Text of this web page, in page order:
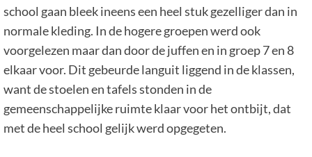
school gaan bleek ineens een heel stuk gezelliger dan in
normale kleding. In de hogere groepen werd ook
voorgelezen maar dan door de juffen en in groep 7 en 8
elkaar voor. Dit gebeurde languit liggend in de klassen,
want de stoelen en tafels stonden in de
gemeenschappelijke ruimte klaar voor het ontbijt, dat
met de heel school gelijk werd opgegeten.